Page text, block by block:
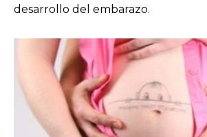
desarrollo del embarazo.